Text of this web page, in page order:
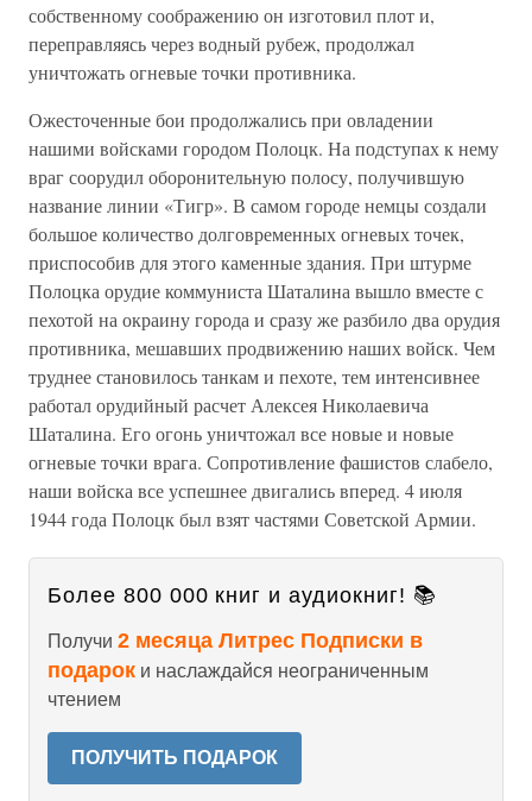
собственному соображению он изготовил плот и,
переправляясь через водный рубеж, продолжал
уничтожать огневые точки противника.
Ожесточенные бои продолжались при овладении
нашими войсками городом Полоцк. На подступах к нему
враг соорудил оборонительную полосу, получившую
название линии «Тигр». В самом городе немцы создали
большое количество долговременных огневых точек,
приспособив для этого каменные здания. При штурме
Полоцка орудие коммуниста Шаталина вышло вместе с
пехотой на окраину города и сразу же разбило два орудия
противника, мешавших продвижению наших войск. Чем
труднее становилось танкам и пехоте, тем интенсивнее
работал орудийный расчет Алексея Николаевича
Шаталина. Его огонь уничтожал все новые и новые
огневые точки врага. Сопротивление фашистов слабело,
наши войска все успешнее двигались вперед. 4 июля
1944 года Полоцк был взят частями Советской Армии.
Более 800 000 книг и аудиокниг! 📚
Получи 2 месяца Литрес Подписки в
подарок и наслаждайся неограниченным
чтением
ПОЛУЧИТЬ ПОДАРОК